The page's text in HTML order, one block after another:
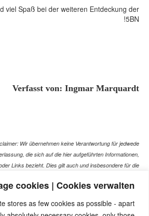
cookies | Cookies verwalten
stores as few cookies as possible - apart
viel Spaß bei der weiteren Entdeckung der
5BN!
Verfasst von: Ingmar Marquardt
Wir übernehmen keine Verantwortung für jedwede
die sich auf die hier aufgeführten Informationen,
Links bezieht. Dies gilt auch und insbesondere für die
Ihres Vertrauens darstellen können. Bei den Texten auf
Behandlung! Wir übernehmen keinerlei Gewähr für die